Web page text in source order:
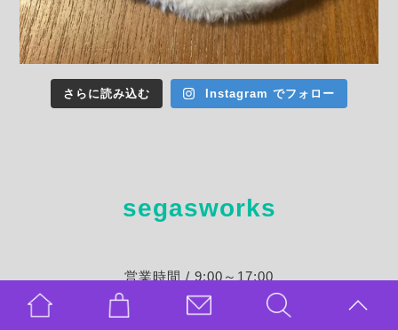
segasworks
営業時間 / 9:00～17:00
定休日 / 不定休
さらに読み込む Instagram でフォロー